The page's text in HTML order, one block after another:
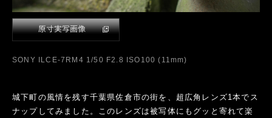
SONY ILCE-7RM4 1/50 F2.8 ISO100 (11mm)
城下町の風情を残す千葉県佐倉市の街を、超広角レンズ1本でス
ナップしてみました。このレンズは被写体にもグッと寄れて楽